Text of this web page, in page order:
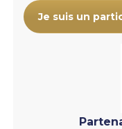
Je suis un